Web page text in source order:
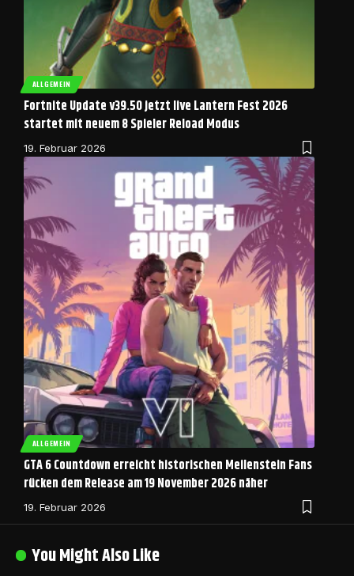
ALLGEMEIN
Fortnite Update v39.50 jetzt live Lantern Fest 2026
startet mit neuem 8 Spieler Reload Modus
19. Februar 2026
ALLGEMEIN
GTA 6 Countdown erreicht historischen Meilenstein Fans
rücken dem Release am 19 November 2026 näher
19. Februar 2026
You Might Also Like